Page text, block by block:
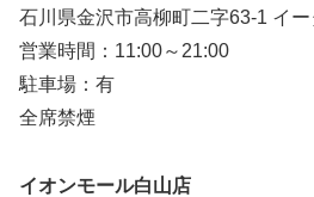
石川県金沢市高柳町二字63-1 イ
営業時間：11:00～21:00
駐車場：有
全席禁煙
イオンモール白山店